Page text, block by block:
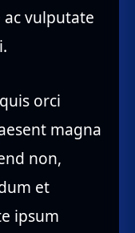
ac vulputate
orci
magna
non,
et
ipsum